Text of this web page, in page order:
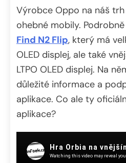
Výrobce Oppo na náš
ohebné mobily.
Find N2 Flip, který má
OLED displej, ale také
LTPO OLED displej. Na
důležité informace a
aplikace. Co ale ty
aplikace?